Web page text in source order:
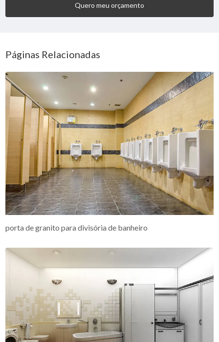
Quero meu orçamento
Páginas Relacionadas
porta de granito para divisória de banheiro